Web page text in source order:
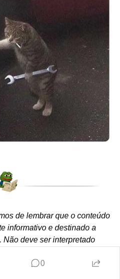
de lembrar que o conteúdo
informativo e destinado a
Não deve ser interpretado
fortemente que você
0